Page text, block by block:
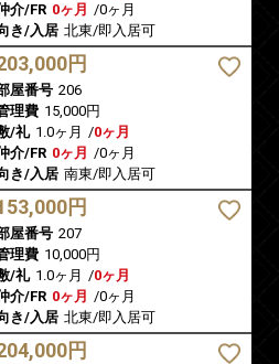
介/FR 0ヶ月 /0ヶ月
き/入居 北東/即入居可
円
屋番号 206
理費 15,000円
/礼 1.0ヶ月 /0ヶ月
介/FR 0ヶ月 /0ヶ月
き/入居 南東/即入居可
円
屋番号 207
理費 10,000円
/礼 1.0ヶ月 /0ヶ月
介/FR 0ヶ月 /0ヶ月
き/入居 北東/即入居可
円